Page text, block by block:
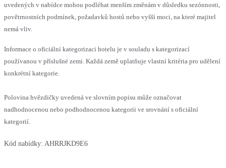
uvedených v nabídce mohou podléhat menším změnám v důsledku sezónnosti,
povětrnostních podmínek, požadavků hostů nebo vyšší moci, na které majitel
nemá vliv.
Informace o oficiální kategorizaci hotelu je v souladu s kategorizací
používanou v příslušné zemi. Každá země uplatňuje vlastní kritéria pro udělení
konkrétní kategorie.
Polovina hvězdičky uvedená ve slovním popisu může označovat
nadhodnocenou nebo podhodnocenou kategorii ve srovnání s oficiální
kategorií.
Kód nabídky: AHRRJKD9E6